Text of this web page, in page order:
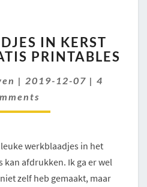
IN
KERST
–
GRATIS
PRINTABLES
IN KERST
PRINTABLES
| 2019-12-07 | 4
werkblaadjes in het
afdrukken. Ik ga er wel
zelf heb gemaakt, maar